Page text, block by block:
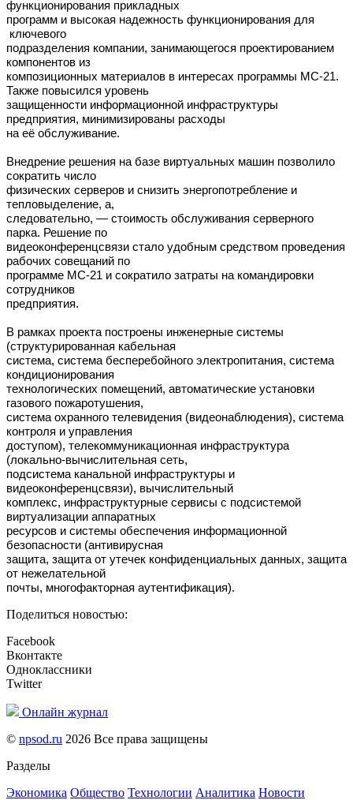
функционирования прикладных
программ и высокая надежность функционирования для
ключевого
подразделения компании, занимающегося проектированием
компонентов из
композиционных материалов в интересах программы МС-21.
Также повысился уровень
защищенности информационной инфраструктуры
предприятия, минимизированы расходы
на её обслуживание.
Внедрение решения на базе виртуальных машин позволило
сократить число
физических серверов и снизить энергопотребление и
тепловыделение, а,
следовательно, — стоимость обслуживания серверного
парка. Решение по
видеоконференцсвязи стало удобным средством проведения
рабочих совещаний по
программе МС-21 и сократило затраты на командировки
сотрудников
предприятия.
В рамках проекта построены инженерные системы
(структурированная кабельная
система, система бесперебойного электропитания, система
кондиционирования
технологических помещений, автоматические установки
газового пожаротушения,
система охранного телевидения (видеонаблюдения), система
контроля и управления
доступом), телекоммуникационная инфраструктура
(локально-вычислительная сеть,
подсистема канальной инфраструктуры и
видеоконференцсвязи), вычислительный
комплекс, инфраструктурные сервисы с подсистемой
виртуализации аппаратных
ресурсов и системы обеспечения информационной
безопасности (антивирусная
защита, защита от утечек конфиденциальных данных, защита
от нежелательной
почты, многофакторная аутентификация).
Поделиться новостью:
Facebook
Вконтакте
Одноклассники
Twitter
Онлайн журнал
© npsod.ru 2026 Все права защищены
Разделы
Экономика Общество Технологии Аналитика Новости